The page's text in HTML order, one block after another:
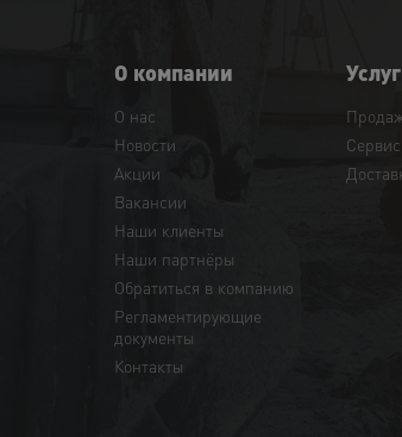
О компании
О нас
Новости
Акции
Вакансии
Наши клиенты
Наши партнёры
Обратиться в компанию
Регламентирующие
документы
Контакты